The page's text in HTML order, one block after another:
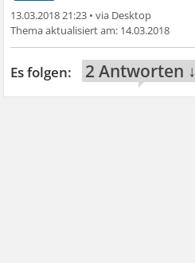
13.03.2018 21:23 •
14.03.2018
2 Antworten ↓